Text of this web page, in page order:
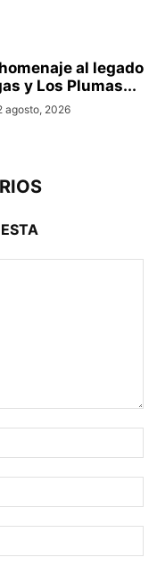
al legado
y Los Plumas...
agosto, 2026